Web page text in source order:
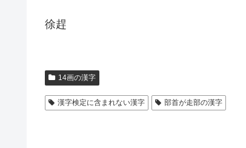
徐趕
14画の漢字
漢字検定に含まれない漢字 部首が走部の漢字